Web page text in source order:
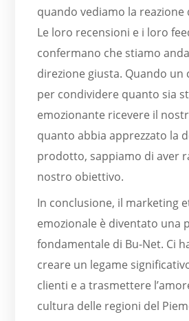
quando vediamo la
Le loro recensioni e i loro
confermano che stiamo
direzione giusta. Quando un
per condividere quanto sia
emozionante ricevere il
quanto abbia apprezzato la
prodotto, sappiamo di aver
nostro obiettivo.
In conclusione, il marketing
emozionale è diventato una
fondamentale di Bu-Net. Ci
creare un legame
clienti e a trasmettere
cultura delle regioni del